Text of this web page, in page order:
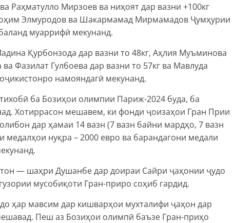
Раҳматулло Мирзоев ва ниҳоят дар вазни +100кг
Элмуродов ва Шакармамад Мирмамадов Ҷумҳурии
муаррифӣ мекунанд.
Қурбонзода дар вазни то 48кг, Аҳлия Муъминова
Фазилат Гулбоева дар вазни то 57кг ва Мавлуда
намояндагӣ мекунанд.
ба Бозиҳои олимпии Париж-2024 буда, ба
Хотиррасон мешавем, ки фонди ҷоизаҳои Гран Прии
дар ҳамаи 14 вазн (7 вазн байни мардҳо, 7 вазн
медалҳои нуқра – 2000 евро ва барандагони медали
— шаҳри Душанбе дар доираи Сайри ҷаҳонии ҷудо
мусобиқоти Гран-приро соҳиб гардид.
ҳар мавсим дар кишварҳои мухталифи ҷаҳон дар
Пеш аз Бозиҳои олимпӣ баъзе Гран-приҳо